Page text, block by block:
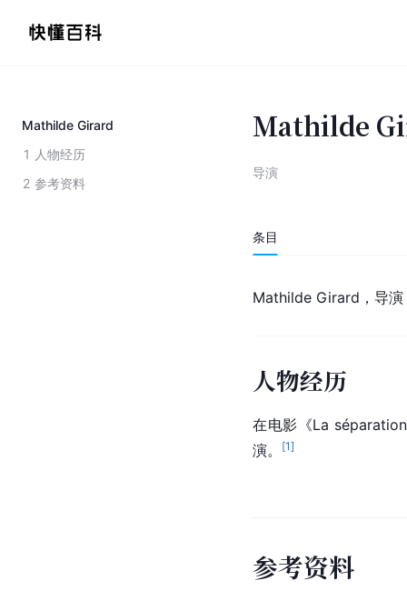
Mathilde Girard
1 人物经历
2 参考资料
Mathilde
导演
条目
Mathilde Girard，导
人物经历
在电影《La
演。
[1]
参考资料